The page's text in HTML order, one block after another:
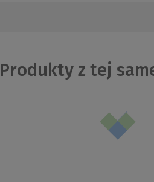
Produkty z tej